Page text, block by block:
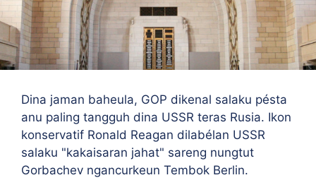
Dina jaman baheula, GOP dikenal salaku pésta
anu paling tangguh dina USSR teras Rusia. Ikon
konservatif Ronald Reagan dilabélan USSR
salaku "kakaisaran jahat" sareng nungtut
Gorbachev ngancurkeun Tembok Berlin.